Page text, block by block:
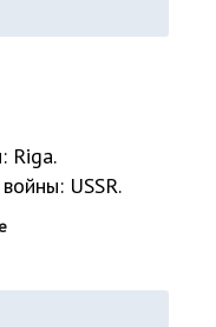
Riga.
USSR.